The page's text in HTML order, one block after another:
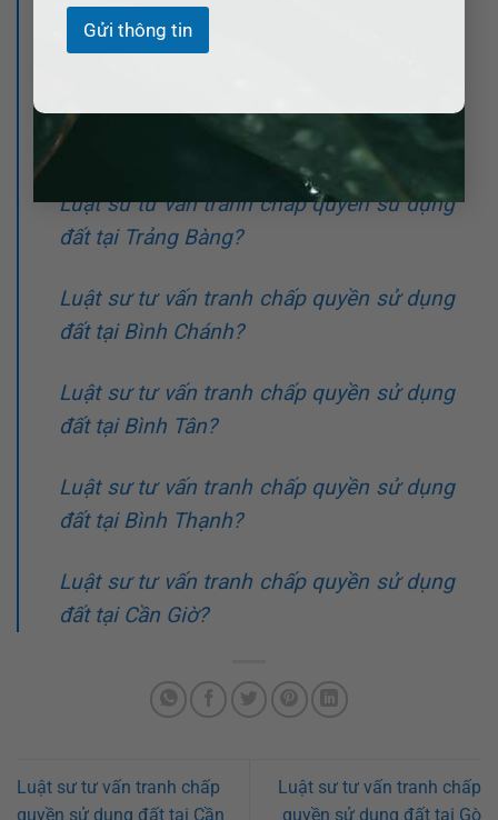
Gửi thông tin
Luậtsư tư vấn tranh chấp quyền sử dụng
đất tại Tân Châu?
Luật sư tư vấn tranh chấp quyền sử dụng
đất tại Thành phố Tây Ninh?
Luật sư tư vấn tranh chấp quyền sử dụng
đất tại Trảng Bàng?
Luật sư tư vấn tranh chấp quyền sử dụng
đất tại Bình Chánh?
Luật sư tư vấn tranh chấp quyền sử dụng
đất tại Bình Tân?
Luật sư tư vấn tranh chấp quyền sử dụng
đất tại Bình Thạnh?
Luật sư tư vấn tranh chấp quyền sử dụng
đất tại Cần Giờ?
Luật sư tư vấn tranh chấp
quyền sử dụng đất tại Cần
Luật sư tư vấn tranh chấp
quyền sử dụng đất tại Gò